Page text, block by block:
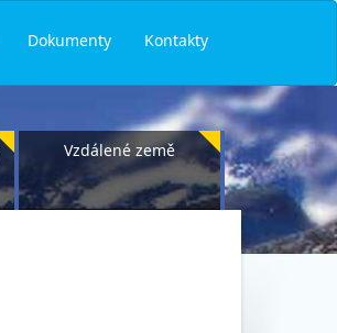
Kontakty
Dokumenty
Vzdálené země